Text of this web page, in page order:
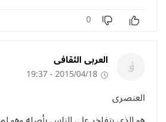
0
العربى الثقافى
2015/04/18 - 19:37
العنصرى